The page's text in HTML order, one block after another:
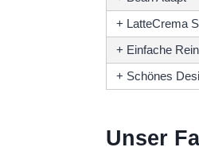
+ LatteCrema
+ Einfache
+ Schönes
Unser